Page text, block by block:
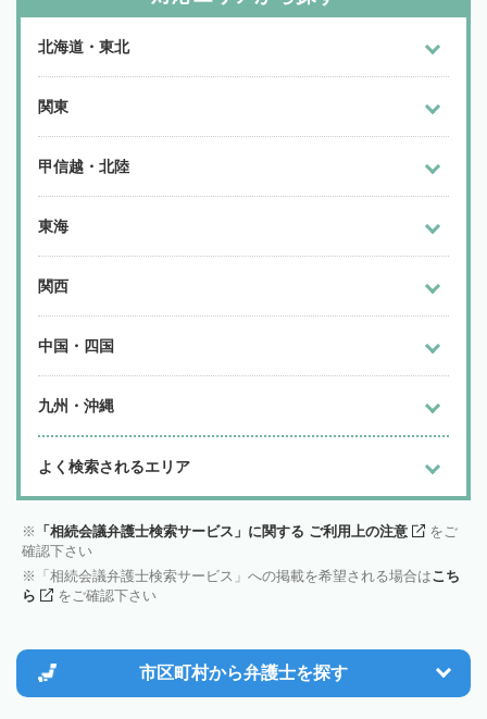
北海道・東北
関東
甲信越・北陸
東海
関西
中国・四国
九州・沖縄
よく検索されるエリア
「相続会議弁護士検索サービス」に関する ご利用上の注意
をご
確認下さい
「相続会議弁護士検索サービス」への掲載を希望される場合はこち
ら
をご確認下さい
市区町村から弁護士を探す